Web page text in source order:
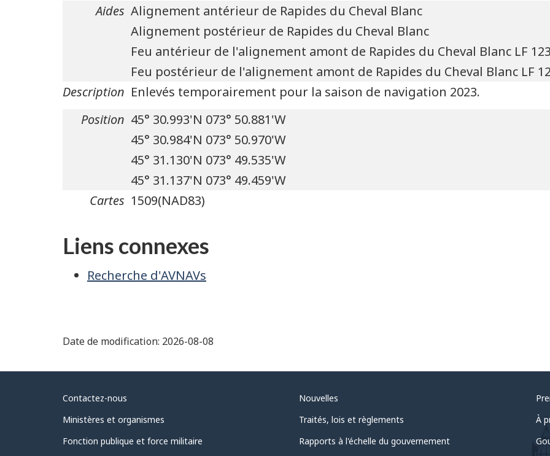
Aides Alignement antérieur de Rapides du Cheval Blanc
Alignement postérieur de Rapides du Cheval Blanc
Feu antérieur de l'alignement amont de Rapides du Cheval Blanc LF
Feu postérieur de l'alignement amont de Rapides du Cheval Blanc LF
Description Enlevés temporairement pour la saison de navigation 2023.
Position 45° 30.993'N 073° 50.881'W
45° 30.984'N 073° 50.970'W
45° 31.130'N 073° 49.535'W
45° 31.137'N 073° 49.459'W
Cartes 1509(NAD83)
Liens connexes
Recherche d'AVNAVs
Date de modification: 2026-08-08
Au
sujet
du
Contactez-nous
Ministères et organismes
Fonction publique et force militaire
Nouvelles
Traités, lois et règlements
Rapports à l'échelle du gouvernement
À